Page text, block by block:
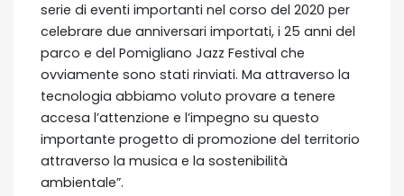
serie di eventi importanti nel corso del 2020 per
celebrare due anniversari importati, i 25 anni del
parco e del Pomigliano Jazz Festival che
ovviamente sono stati rinviati. Ma attraverso la
tecnologia abbiamo voluto provare a tenere
accesa l’attenzione e l’impegno su questo
importante progetto di promozione del territorio
attraverso la musica e la sostenibilità
ambientale”.